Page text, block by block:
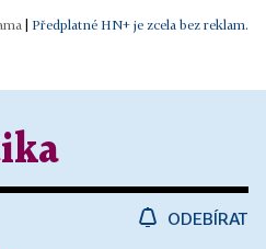
Předplatné HN+ je zcela bez reklam.
ODEBÍRAT